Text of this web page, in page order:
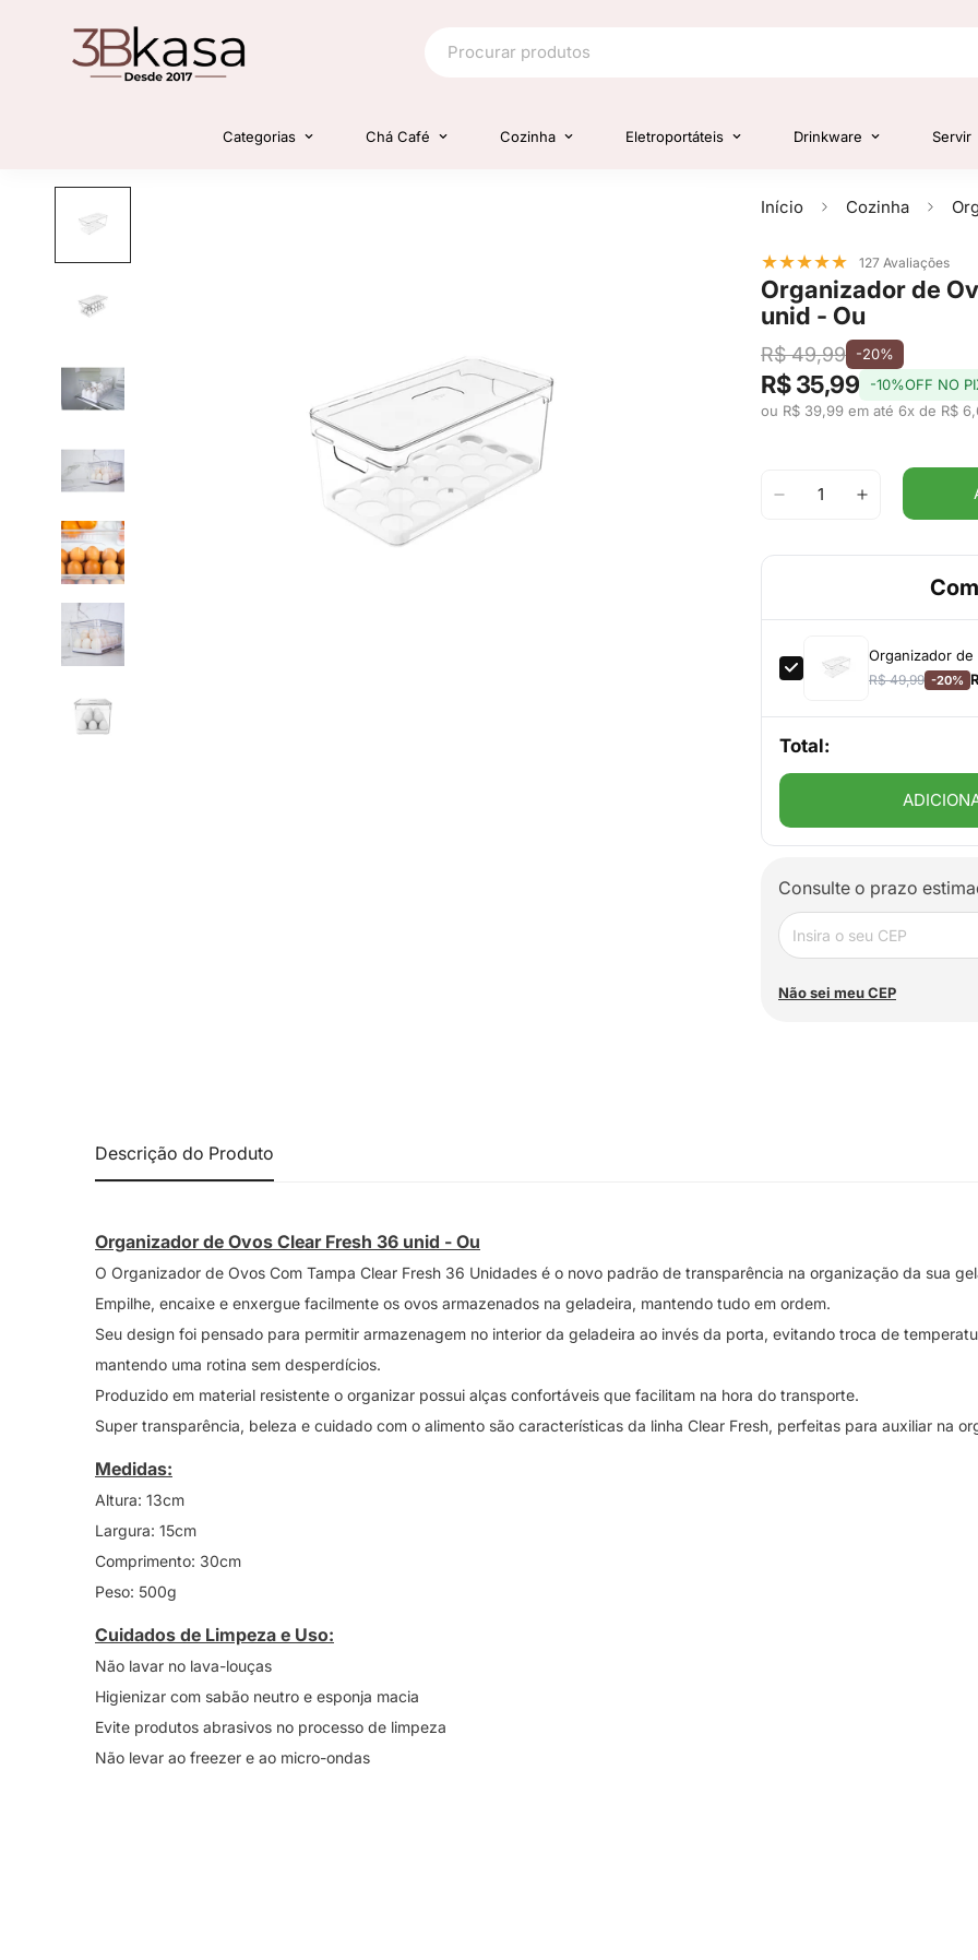
Categorias Chá Café Cozinha Eletroportáteis Drinkware Servir
Início Cozinha
★★★★★ 127 Avaliações
Organizador de
unid - Ou
R$ 49,99 -20%
R$ 35,99
-10%OFF NO
ou R$ 39,99 em até 6x de R$
Organizador
R$ 49,99 -20%
Total:
Consulte o prazo
Não sei meu CEP
Descrição do Produto
Organizador de Ovos Clear Fresh 36 unid - Ou
O Organizador de Ovos Com Tampa Clear Fresh 36 Unidades é o novo padrão de transparência na organização da sua
Empilhe, encaixe e enxergue facilmente os ovos armazenados na geladeira, mantendo tudo em ordem.
Seu design foi pensado para permitir armazenagem no interior da geladeira ao invés da porta, evitando troca de
mantendo uma rotina sem desperdícios.
Produzido em material resistente o organizar possui alças confortáveis que facilitam na hora do transporte.
Super transparência, beleza e cuidado com o alimento são características da linha Clear Fresh, perfeitas para auxiliar na
Medidas:
Altura: 13cm
Largura: 15cm
Comprimento: 30cm
Peso: 500g
Cuidados de Limpeza e Uso:
Não lavar no lava-louças
Higienizar com sabão neutro e esponja macia
Evite produtos abrasivos no processo de limpeza
Não levar ao freezer e ao micro-ondas